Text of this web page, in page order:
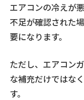
エアコンの冷えが
不足が確認された
要になります。
ただし、エアコン
な補充だけではな
す。